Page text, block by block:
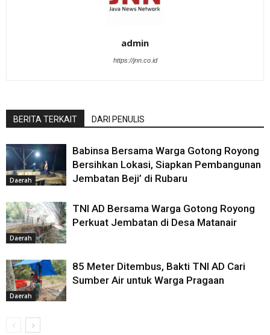
admin
https://jnn.co.id
BERITA TERKAIT DARI PENULIS
Daerah
Babinsa Bersama Warga Gotong Royong
Bersihkan Lokasi, Siapkan Pembangunan
Jembatan Beji’ di Rubaru
Daerah
TNI AD Bersama Warga Gotong Royong
Perkuat Jembatan di Desa Matanair
Daerah
85 Meter Ditembus, Bakti TNI AD Cari
Sumber Air untuk Warga Pragaan